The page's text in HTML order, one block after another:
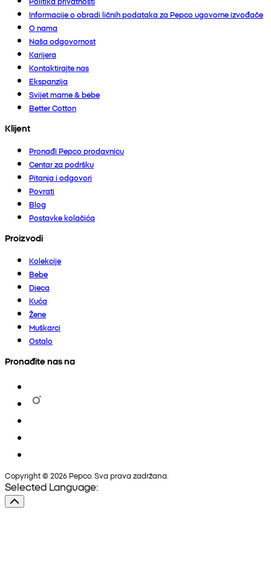
Informacije o obradi ličnih podataka za Pepco ugovorne izvođače
O nama
Naša odgovornost
Karijera
Kontaktirajte nas
Ekspanzija
Svijet mame & bebe
Better Cotton
Klijent
Pronađi Pepco prodavnicu
Centar za podršku
Pitanja i odgovori
Povrati
Blog
Postavke kolačića
Proizvodi
Kolekcije
Bebe
Djeca
Kuća
Žene
Muškarci
Ostalo
Pronađite nas na
Copyright © 2026 Pepco. Sva prava zadržana.
Selected Language: